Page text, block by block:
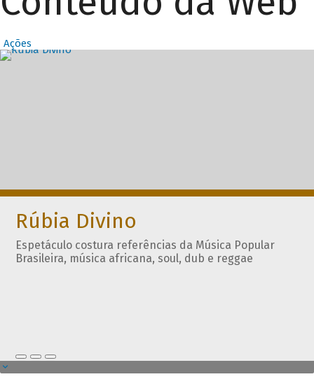
Ações
Destaques
Rúbia Divino
Espetáculo costura referências da Música Popular
Brasileira, música africana, soul, dub e reggae